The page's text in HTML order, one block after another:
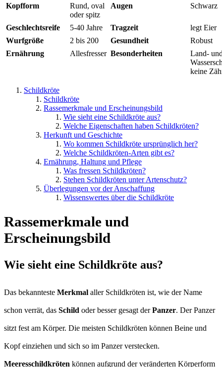
Kopfform
Rund, oval
oder spitz
Augen Schwarz
Geschlechtsreife 5-40 Jahre Tragzeit
legt Eier
Wurfgröße
2 bis 200 Gesundheit
Robust
Ernährung
Allesfresser Besonderheiten
Land-
keine
Schildkröte
Schildkröte
Rassemerkmale und Erscheinungsbild
Wie sieht eine Schildkröte aus?
Welche Eigenschaften haben Schildkröten?
Herkunft und Geschichte
Wo kommen Schildkröte ursprünglich her?
Welche Schildkröten-Arten gibt es?
Ernährung, Haltung und Pflege
Was fressen Schildkröten?
Stehen Schildkröten unter Artenschutz?
Überlegungen vor der Anschaffung
Wissenswertes über die Schildkröte
Rassemerkmale und
Erscheinungsbild
Wie sieht eine Schildkröte aus?
Das bekannteste Merkmal aller Schildkröten ist, wie der Name
schon verrät, das Schild oder besser gesagt derPanzer. Der Panzer
sitzt fest am Körper. Die meisten Schildkröten können Beine und
Kopf einziehen und sich so im Panzer verstecken.
Meeresschildkröten können aufgrund der veränderten Körperform